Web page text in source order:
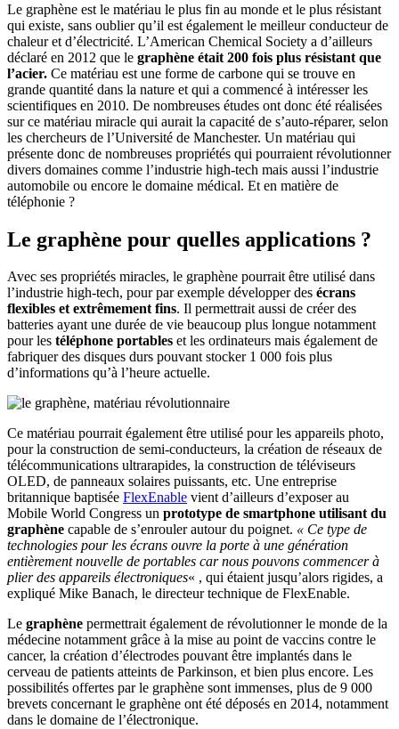
Le graphène est le matériau le plus fin au monde et le plus résistant
qui existe, sans oublier qu’il est également le meilleur conducteur de
chaleur et d’électricité. L’American Chemical Society a d’ailleurs
déclaré en 2012 que le graphène était 200 fois plus résistant que
l’acier. Ce matériau est une forme de carbone qui se trouve en
grande quantité dans la nature et qui a commencé à intéresser les
scientifiques en 2010. De nombreuses études ont donc été réalisées
sur ce matériau miracle qui aurait la capacité de s’auto-réparer, selon
les chercheurs de l’Université de Manchester. Un matériau qui
présente donc de nombreuses propriétés qui pourraient révolutionner
divers domaines comme l’industrie high-tech mais aussi l’industrie
automobile ou encore le domaine médical. Et en matière de
téléphonie ?
Le graphène pour quelles applications ?
Avec ses propriétés miracles, le graphène pourrait être utilisé dans
l’industrie high-tech, pour par exemple développer des écrans
flexibles et extrêmement fins. Il permettrait aussi de créer des
batteries ayant une durée de vie beaucoup plus longue notamment
pour les téléphone portables et les ordinateurs mais également de
fabriquer des disques durs pouvant stocker 1 000 fois plus
d’informations qu’à l’heure actuelle.
Ce matériau pourrait également être utilisé pour les appareils photo,
pour la construction de semi-conducteurs, la création de réseaux de
télécommunications ultrarapides, la construction de téléviseurs
OLED, de panneaux solaires puissants, etc. Une entreprise
britannique baptisée FlexEnable vient d’ailleurs d’exposer au
Mobile World Congress un prototype de smartphone utilisant du
graphène capable de s’enrouler autour du poignet. « Ce type de
technologies pour les écrans ouvre la porte à une génération
entièrement nouvelle de portables car nous pouvons commencer à
plier des appareils électroniques« , qui étaient jusqu’alors rigides, a
expliqué Mike Banach, le directeur technique de FlexEnable.
Le graphène permettrait également de révolutionner le monde de la
médecine notamment grâce à la mise au point de vaccins contre le
cancer, la création d’électrodes pouvant être implantés dans le
cerveau de patients atteints de Parkinson, et bien plus encore. Les
possibilités offertes par le graphène sont immenses, plus de 9 000
brevets concernant le graphène ont été déposés en 2014, notamment
dans le domaine de l’électronique.